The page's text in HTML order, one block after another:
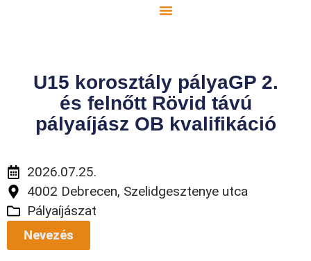
U15 korosztály pályaGP 2.
és felnőtt Rövid távú
pályaíjász OB kvalifikáció
2026.07.25.
4002 Debrecen, Szelidgesztenye utca
Pályaíjászat
Nevezés